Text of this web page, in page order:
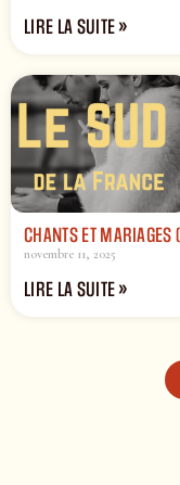
LIRE LA SUITE »
CHANTS ET MARIAGES
novembre 11, 2025
LIRE LA SUITE »